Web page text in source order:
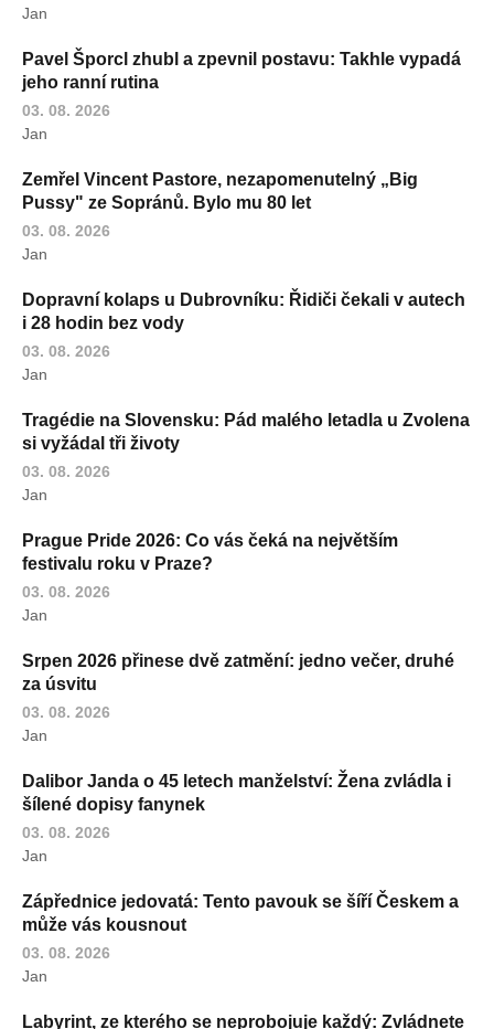
Jan
Pavel Šporcl zhubl a zpevnil postavu: Takhle vypadá
jeho ranní rutina
03. 08. 2026
Jan
Zemřel Vincent Pastore, nezapomenutelný „Big
Pussy" ze Sopránů. Bylo mu 80 let
03. 08. 2026
Jan
Dopravní kolaps u Dubrovníku: Řidiči čekali v autech
i 28 hodin bez vody
03. 08. 2026
Jan
Tragédie na Slovensku: Pád malého letadla u Zvolena
si vyžádal tři životy
03. 08. 2026
Jan
Prague Pride 2026: Co vás čeká na největším
festivalu roku v Praze?
03. 08. 2026
Jan
Srpen 2026 přinese dvě zatmění: jedno večer, druhé
za úsvitu
03. 08. 2026
Jan
Dalibor Janda o 45 letech manželství: Žena zvládla i
šílené dopisy fanynek
03. 08. 2026
Jan
Zápřednice jedovatá: Tento pavouk se šíří Českem a
může vás kousnout
03. 08. 2026
Jan
Labyrint, ze kterého se neprobojuje každý: Zvládnete